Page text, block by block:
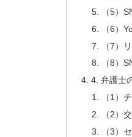
（5）
（6）
（7）
（8）
4. 弁護士
（1）
（2）
（3）